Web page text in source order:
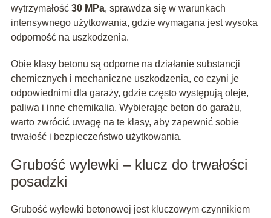
wytrzymałość 30 MPa, sprawdza się w warunkach
intensywnego użytkowania, gdzie wymagana jest wysoka
odporność na uszkodzenia.
Obie klasy betonu są odporne na działanie substancji
chemicznych i mechaniczne uszkodzenia, co czyni je
odpowiednimi dla garaży, gdzie często występują oleje,
paliwa i inne chemikalia. Wybierając beton do garażu,
warto zwrócić uwagę na te klasy, aby zapewnić sobie
trwałość i bezpieczeństwo użytkowania.
Grubość wylewki – klucz do trwałości
posadzki
Grubość wylewki betonowej jest kluczowym czynnikiem